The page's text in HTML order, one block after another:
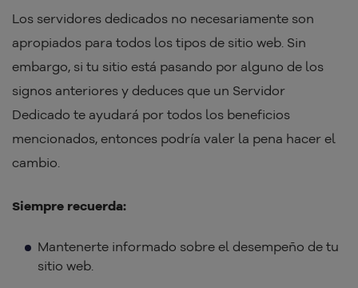
Los servidores dedicados no necesariamente son
apropiados para todos los tipos de sitio web. Sin
embargo, si tu sitio está pasando por alguno de los
signos anteriores y deduces que un Servidor
Dedicado te ayudará por todos los beneficios
mencionados, entonces podría valer la pena hacer el
cambio.
Siempre recuerda:
Mantenerte informado sobre el desempeño de tu
sitio web.